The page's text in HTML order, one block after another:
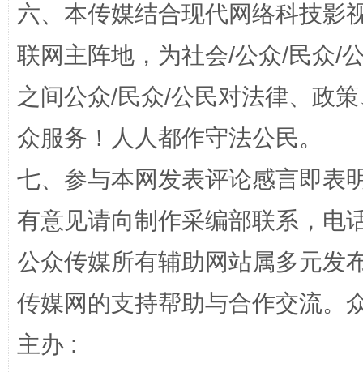
“蜀中异人”王建安的艺术幻境
六、本传媒结合现代网络科技影
联网主阵地，为社会/公众/民众/
之间公众/民众/公民对法律、政
众服务！人人都作守法公民。
七、参与本网发表评论感言即表
有意见请向制作采编部联系，电
公众传媒所有辅助网站属多元发
传媒网的支持帮助与合作交流。
主办 :